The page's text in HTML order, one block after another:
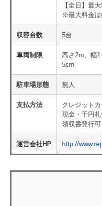
【全日】最
※最大料金は
収容台数 5台
車両制限
高さ2m、幅
5cm
駐車場形態 無人
支払方法
クレジット
現金・千円
領収書発行可
運営会社HP http://